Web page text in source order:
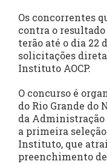
Os concorrentes
contra o
terão até o dia 22
solicitações
Instituto AOCP.
O concurso é
do Rio Grande do
da Administração
a primeira
Instituto, que
preenchimento